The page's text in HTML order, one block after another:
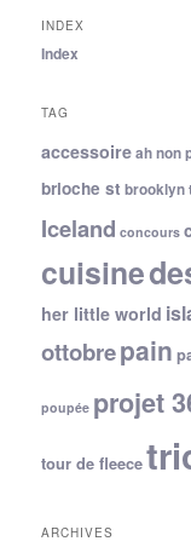
INDEX
Index
TAG
accessoireah non
brioche st brooklyn
Iceland concours
cuisine
her little world
ottobrepain
poupée projet
tour de fleece
ARCHIVES